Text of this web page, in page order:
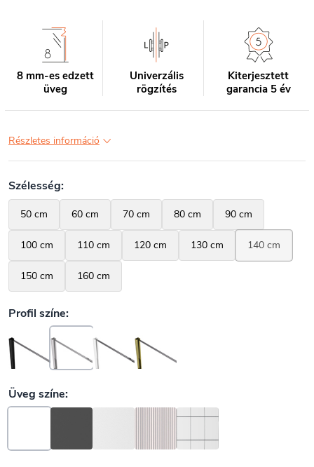
8 mm-es edzett
üveg
Univerzális
rögzítés
Kiterjesztett
garancia 5 év
Részletes információ